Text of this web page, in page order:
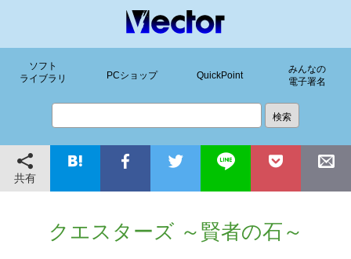
ソフト
ライブラリ
PCショップ QuickPoint
みんなの
電子署名
共有
クエスターズ ～賢者の石～